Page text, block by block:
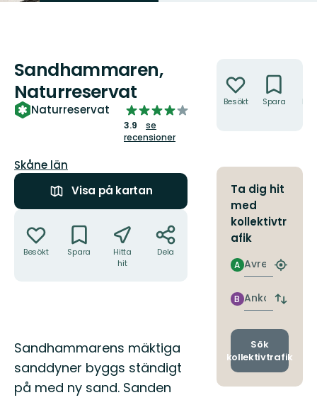
Sandhammaren,
Naturreservat
Naturreservat
3.9291443850267385
av
5
3.9
se
recensioner
Län:
Skåne län
Visa på kartan
Besökt Spara
Hitta
hit
Dela
Beskrivning
Sandhammarens mäktiga
sanddyner byggs ständigt
på med ny sand. Sanden
Besökt Spara
Ta dig hit
med
kollektivtr
afik
Avresa
A
Hitta
Ankomst
B
Byt
och
Sök
kollektivtrafik